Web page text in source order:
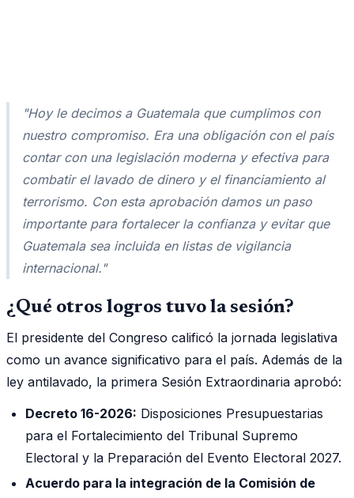
"Hoy le decimos a Guatemala que cumplimos con
nuestro compromiso. Era una obligación con el país
contar con una legislación moderna y efectiva para
combatir el lavado de dinero y el financiamiento al
terrorismo. Con esta aprobación damos un paso
importante para fortalecer la confianza y evitar que
Guatemala sea incluida en listas de vigilancia
internacional."
¿Qué otros logros tuvo la sesión?
El presidente del Congreso calificó la jornada legislativa
como un avance significativo para el país. Además de la
ley antilavado, la primera Sesión Extraordinaria aprobó:
Decreto 16-2026: Disposiciones Presupuestarias
para el Fortalecimiento del Tribunal Supremo
Electoral y la Preparación del Evento Electoral 2027.
Acuerdo para la integración de la Comisión de